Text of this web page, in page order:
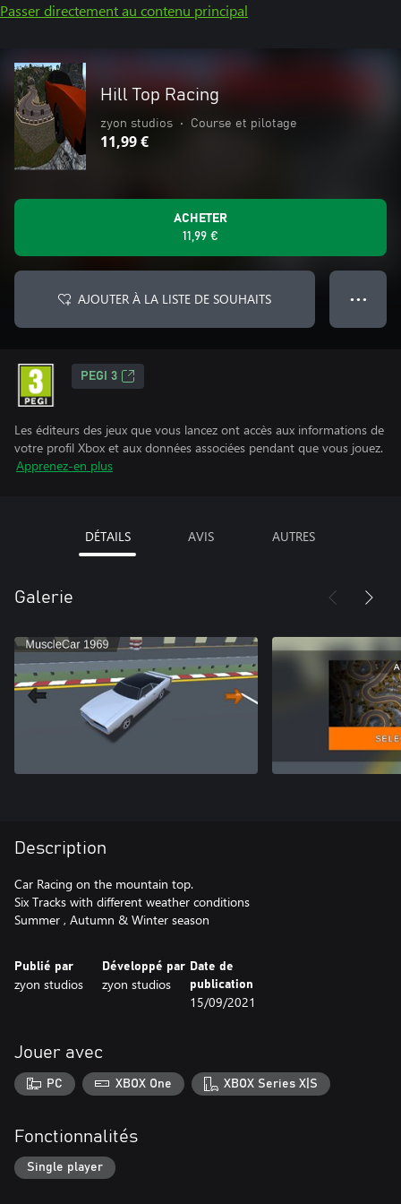
Passer directement au contenu principal
Hill Top Racing
zyon studios • Course et pilotage
11,99 €
ACHETER
11,99 €
AJOUTER À LA LISTE DE SOUHAITS ● ● ●
PEGI 3
Les éditeurs des jeux que vous lancez ont accès aux informations de
votre profil Xbox et aux données associées pendant que vous jouez.
Apprenez-en plus
DÉTAILS AVIS AUTRES
Galerie
Description
Car Racing on the mountain top.
Six Tracks with different weather conditions
Summer , Autumn & Winter season
Publié par
zyon studios
Développé par
zyon studios
Date de
publication
15/09/2021
Jouer avec
PC XBOX One XBOX Series X|S
Fonctionnalités
Single player